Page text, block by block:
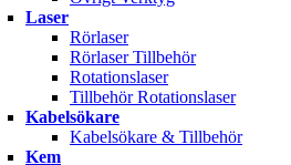
Laser
Rörlaser
Rörlaser Tillbehör
Rotationslaser
Tillbehör Rotationslaser
Kabelsökare
Kabelsökare & Tillbehör
Kem